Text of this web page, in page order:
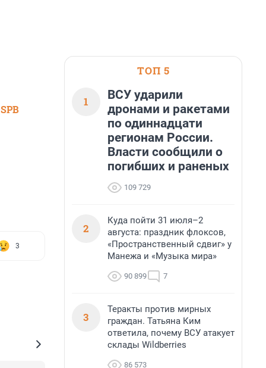
3
ТОП 5
1
ВСУ ударили
дронами и ракетами
по одиннадцати
регионам России.
Власти сообщили о
погибших и раненых
109 729
2
Куда пойти 31 июля–2
августа: праздник флоксов,
«Пространственный сдвиг» у
Манежа и «Музыка мира»
90 899 7
3
Теракты против мирных
граждан. Татьяна Ким
ответила, почему ВСУ атакует
склады Wildberries
86 573